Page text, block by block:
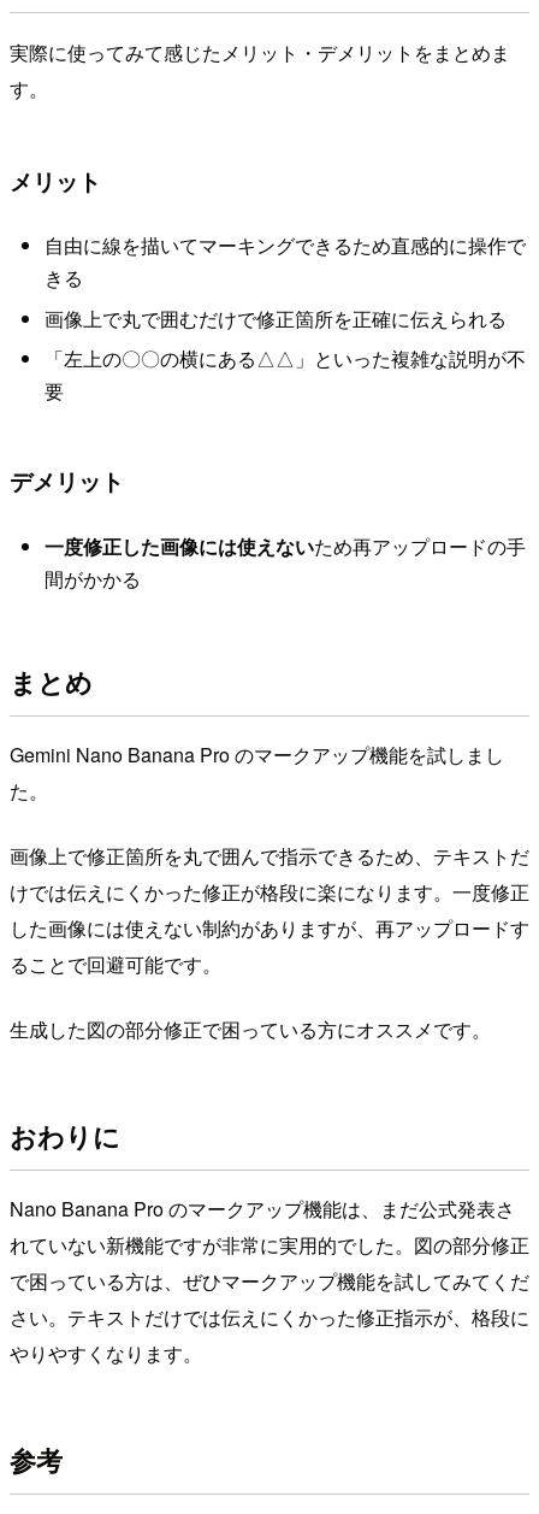
実際に使ってみて感じたメリット・デメリットをまとめま
す。
メリット
自由に線を描いてマーキングできるため直感的に操作で
きる
画像上で丸で囲むだけで修正箇所を正確に伝えられる
「左上の〇〇の横にある△△」といった複雑な説明が不
要
デメリット
一度修正した画像には使えないため再アップロードの手
間がかかる
まとめ
Gemini Nano Banana Pro のマークアップ機能を試しまし
た。
画像上で修正箇所を丸で囲んで指示できるため、テキストだ
けでは伝えにくかった修正が格段に楽になります。一度修正
した画像には使えない制約がありますが、再アップロードす
ることで回避可能です。
生成した図の部分修正で困っている方にオススメです。
おわりに
Nano Banana Pro のマークアップ機能は、まだ公式発表さ
れていない新機能ですが非常に実用的でした。図の部分修正
で困っている方は、ぜひマークアップ機能を試してみてくだ
さい。テキストだけでは伝えにくかった修正指示が、格段に
やりやすくなります。
参考